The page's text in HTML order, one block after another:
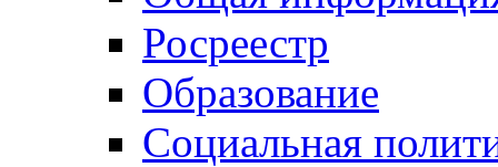
Росреестр
Образование
Социальная